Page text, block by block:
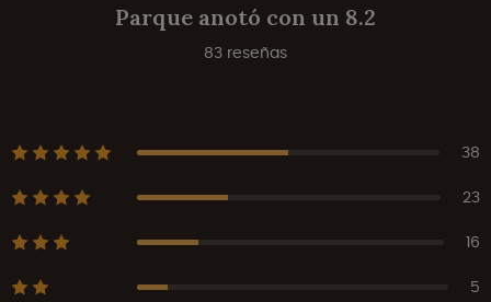
Parque anotó con un 8.2
83 reseñas
38
23
16
5